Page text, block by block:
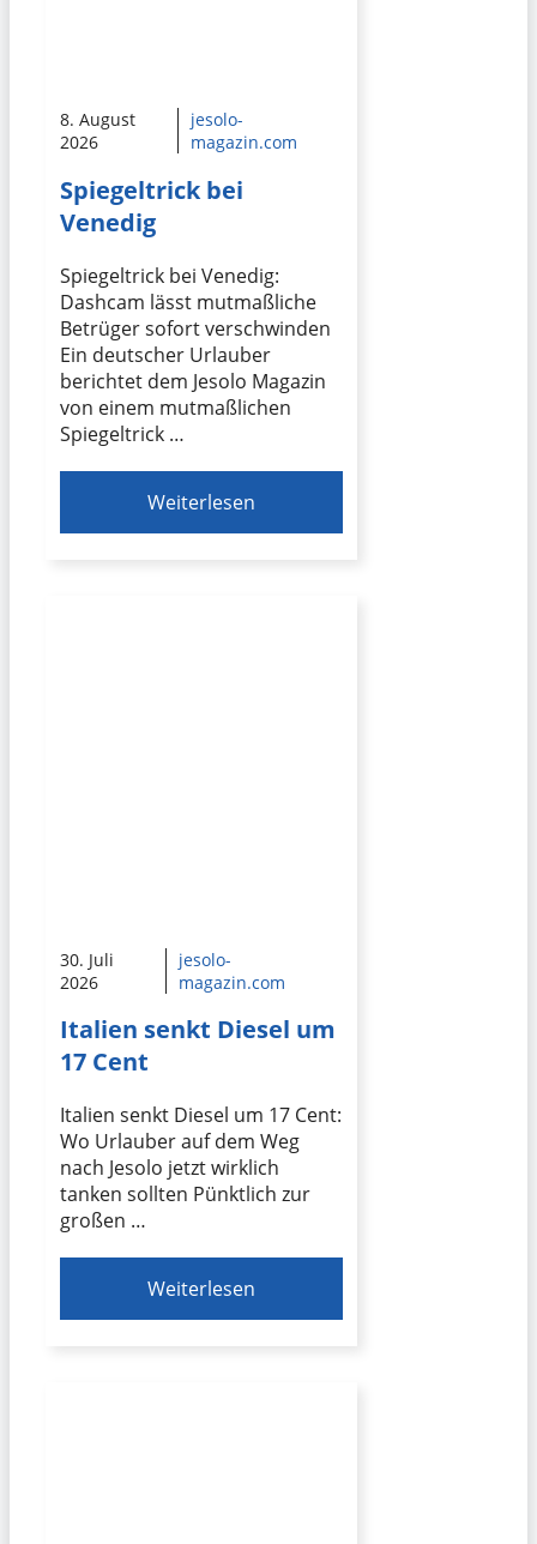
8. August
2026
jesolo-
magazin.com
Spiegeltrick bei
Venedig
Spiegeltrick bei Venedig:
Dashcam lässt mutmaßliche
Betrüger sofort verschwinden
Ein deutscher Urlauber
berichtet dem Jesolo Magazin
von einem mutmaßlichen
Spiegeltrick …
Weiterlesen
30. Juli
2026
jesolo-
magazin.com
Italien senkt Diesel um
17 Cent
Italien senkt Diesel um 17 Cent:
Wo Urlauber auf dem Weg
nach Jesolo jetzt wirklich
tanken sollten Pünktlich zur
großen …
Weiterlesen